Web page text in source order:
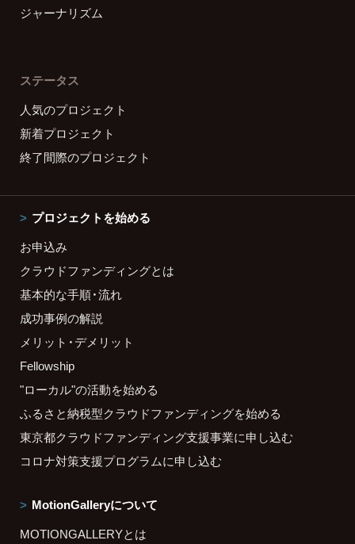
ジャーナリズム
ステータス
人気のプロジェクト
新着プロジェクト
終了間際のプロジェクト
プロジェクトを始める
お申込み
クラウドファンディングとは
基本的な手順・流れ
成功事例の解説
メリット・デメリット
Fellowship
"ローカル"の活動を始める
ふるさと納税型クラウドファンディングを始める
東京都クラウドファンディング支援事業に申し込む
コロナ対策支援プログラムに申し込む
MotionGalleryについて
MOTIONGALLERYとは